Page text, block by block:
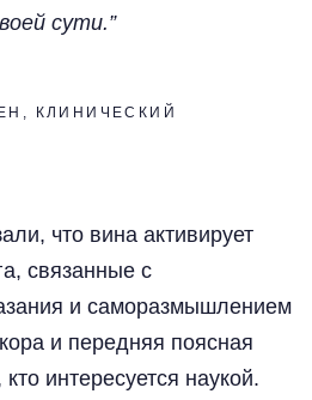
сути.”
КЛИНИЧЕСКИЙ
что вина активирует
связанные с
и саморазмышлением
и передняя поясная
интересуется наукой.